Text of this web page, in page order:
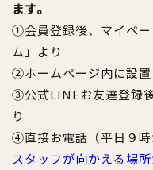
ます。
①会員登録後、マイペ
ム」より
②ホームページ内に設置
③公式LINEお友達登録
り
④直接お電話（平日９時
スタッフが向かえる場